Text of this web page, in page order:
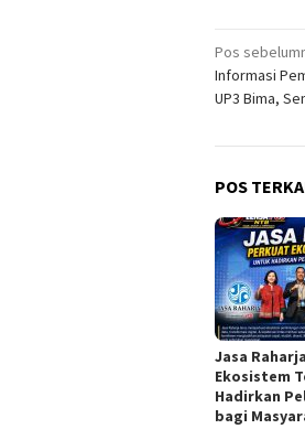
pos
Pos
Informasi
UP3 Bima,
POS
Jasa
Ekosistem
Hadirkan
bagi